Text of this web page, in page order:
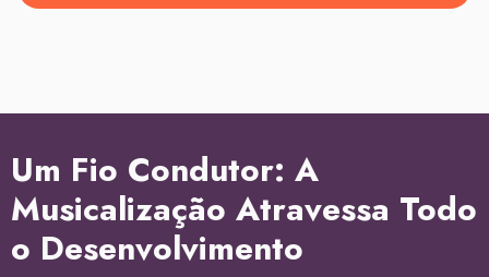
Um Fio Condutor: A
Musicalização Atravessa Todo
o Desenvolvimento